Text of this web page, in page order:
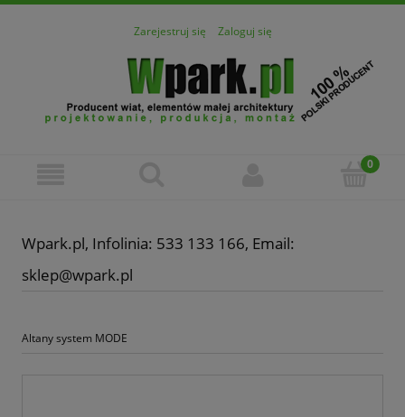
Zarejestruj się Zaloguj się
Wpark.pl, Infolinia: 533 133 166, Email:
sklep@wpark.pl
Altany system MODE